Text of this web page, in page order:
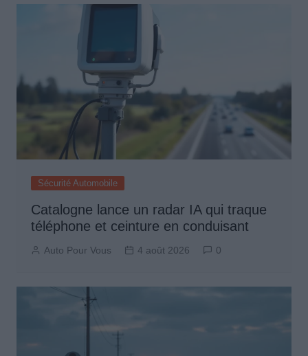
Sécurité Automobile
Catalogne lance un radar IA qui traque
téléphone et ceinture en conduisant
Auto Pour Vous 4 août 2026 0